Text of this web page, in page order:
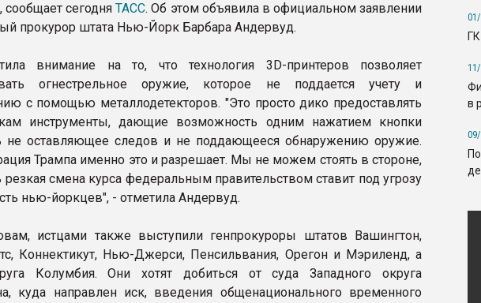
сообщает сегодняТАСС. Об этом объявила в официальном заявлении
прокурор штата Нью-Йорк Барбара Андервуд.
внимание на то, что технология 3D-принтеров позволяет
огнестрельное оружие, которое не поддается учету и
с помощью металлодетекторов. "Это просто дико предоставлять
инструменты, дающие возможность одним нажатием кнопки
не оставляющее следов и не поддающееся обнаружению оружие.
Трампа именно это и разрешает. Мы не можем стоять в стороне,
резкая смена курса федеральным правительством ставит под угрозу
нью-йоркцев", - отметила Андервуд.
истцами также выступили генпрокуроры штатов Вашингтон,
Коннектикут, Нью-Джерси, Пенсильвания, Орегон и Мэриленд, а
Колумбия. Они хотят добиться от суда Западного округа
куда направлен иск, введения общенационального временного
в